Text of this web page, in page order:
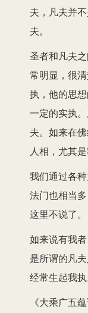
夫，凡夫并
夫。
圣者和凡夫
常明显，很
执，他的思
一定的实执
夫。如来在
人相，尤其
我们通过各
法门也相当
这里不说了。
如来说有我
是所谓的凡
经常生起我执
《大乘广五